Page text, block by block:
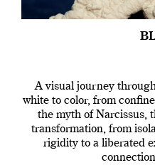
A visual journey
white to color, from
the myth of Narcissus,
transformation, from
rigidity to a liberated